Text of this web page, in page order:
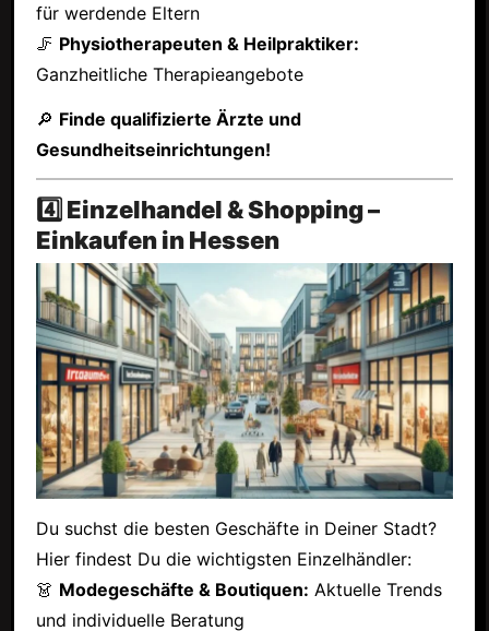
für werdende Eltern
🦵 Physiotherapeuten & Heilpraktiker:
Ganzheitliche Therapieangebote
🔎 Finde qualifizierte Ärzte und
Gesundheitseinrichtungen!
4️⃣ Einzelhandel & Shopping –
Einkaufen in Hessen
Du suchst die besten Geschäfte in Deiner Stadt?
Hier findest Du die wichtigsten Einzelhändler:
👗 Modegeschäfte & Boutiquen: Aktuelle Trends
und individuelle Beratung